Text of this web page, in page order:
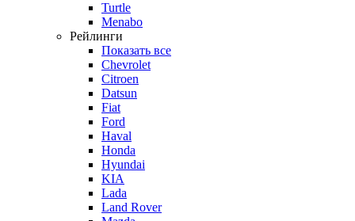
Turtle
Menabo
Рейлинги
Показать все
Chevrolet
Citroen
Datsun
Fiat
Ford
Haval
Honda
Hyundai
KIA
Lada
Land Rover